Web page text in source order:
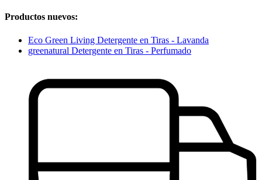
Productos nuevos:
Eco Green Living Detergente en Tiras - Lavanda
greenatural Detergente en Tiras - Perfumado